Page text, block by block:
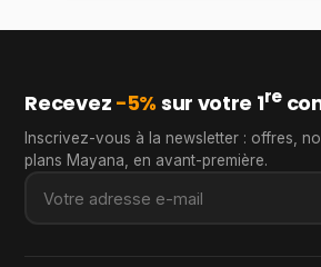
Recevez −5% sur votre 1re
Inscrivez-vous à la newsletter : offres,
plans Mayana, en avant-première.